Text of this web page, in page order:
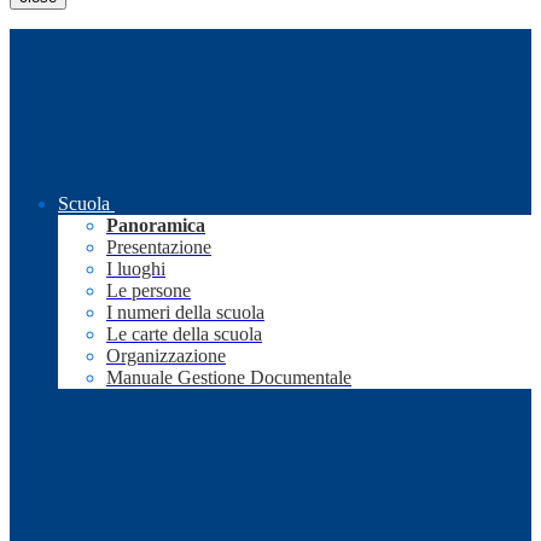
Scuola
Panoramica
Presentazione
I luoghi
Le persone
I numeri della scuola
Le carte della scuola
Organizzazione
Manuale Gestione Documentale